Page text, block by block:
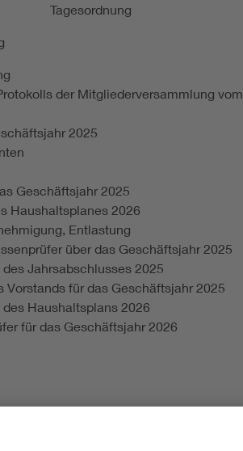
der Mitgliederversammlung vom
2025
Geschäftsjahr 2025
Haushaltsplanes 2026
Entlastung
über das Geschäftsjahr 2025
Jahrsabschlusses 2025
Vorstands für das Geschäftsjahr 2025
Haushaltsplans 2026
für das Geschäftsjahr 2026
Dirk Franke, Oberst i.G.
Beisammensein